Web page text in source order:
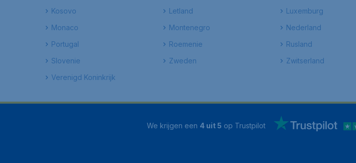
Kosovo
Letland Luxemburg
Monaco
Montenegro Nederland
Portugal
Roemenie Rusland
Slovenie
Zweden Zwitserland
Verenigd Koninkrijk
We krijgen een 4 uit 5 op Trustpilot